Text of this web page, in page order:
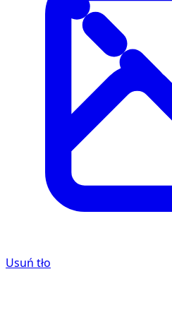
Usuń tło